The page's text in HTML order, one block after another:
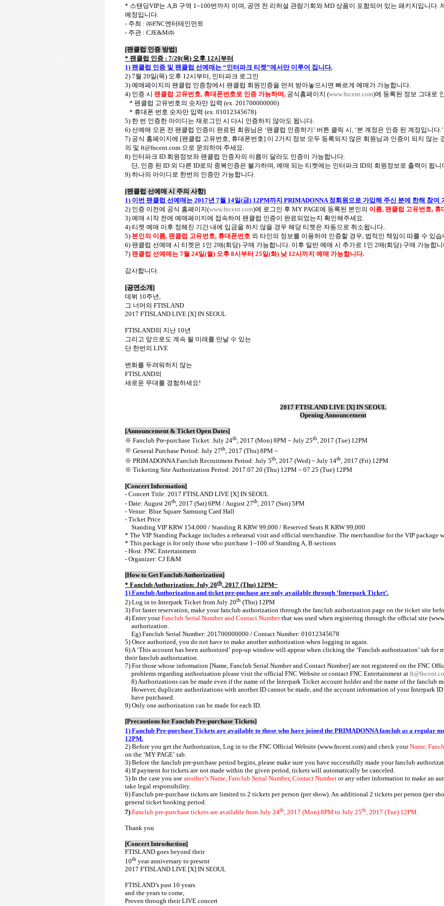
* 스탠딩VIP는 A,B 구역 1~100번까지 이며, 공연 전 리허설 관람기회와 MD 상품이 포함되어 있는 패키지입니다.
예정입니다.
- 주최 : ㈜FNC엔터테인먼트
- 주관 : CJE&M㈜
[팬클럽 인증 방법 ]
* 팬클럽 인증 : 7/20(목) 오후 12시부터
1) 팬클럽 인증 및 팬클럽 선예매는 “인터파크 티켓”에서만 이루어 집니다.
2) 7월 20일(목) 오후 12시부터, 인터파크 로그인
3) 예매페이지의 팬클럽 인증창에서 팬클럽 회원인증을 먼저 받아놓으시면 빠르게 예매가 가능합니다.
4) 인증 시 팬클럽 고유번호, 휴대폰번호로 인증 가능하며 , 공식홈페이지 (www.fncent.com)에 등록된 정보 그대로
* 팬클럽 고유번호의 숫자만 입력 (ex. 201700000000)
* 휴대폰 번호 숫자만 입력 (ex. 01012345678)
5) 한 번 인증한 아이디는 재로그인 시 다시 인증하지 않아도 됩니다.
6) 선예매 오픈 전 팬클럽 인증이 완료된 회원님은 ‘팬클럽 인증하기 ’ 버튼 클릭 시, ‘본 계정은 인증 된 계정입니다
7) 공식 홈페이지에 [팬클럽 고유번호, 휴대폰번호] 이 2가지 정보 모두 등록되지 않은 회원님과 인증이 되지 않는
의 및 ft@fncent.com 으로 문의하여 주세요.
8) 인터파크 ID 회원정보와 팬클럽 인증자의 이름이 달라도 인증이 가능합니다.
단, 인증 된 ID 외 다른 ID로의 중복인증은 불가하며, 예매 되는 티켓에는 인터파크 ID의 회원정보로 출력이 됩니
9) 하나의 아이디로 한번의 인증만 가능합니다.
[팬클럽 선예매 시 주의 사항]
1) 이번 팬클럽 선예매는 2017년 7월 14일(금) 12PM까지 PRIMADONNA 정회원으로 가입해 주신 분에 한해 참여
2) 인증 이전에 공식 홈페이지(www.fncent.com)에 로그인 후 MY PAGE에 등록된 본인의 이름, 팬클럽 고유번호, 휴
3) 예매 시작 전에 예매페이지에 접속하여 팬클럽 인증이 완료되었는지 확인해주세요.
4) 티켓 예매 이후 정해진 기간 내에 입금을 하지 않을 경우 해당 티켓은 자동으로 취소됩니다..
5) 본인의 이름, 팬클럽 고유번호, 휴대폰번호 외 타인의 정보를 이용하여 인증할 경우, 법적인 책임이 따를 수 있습
6) 팬클럽 선예매 시 티켓은 1인 2매(회당) 구매 가능합니다. 이후 일반 예매 시 추가로 1인 2매(회당) 구매 가능합
7) 팬클럽 선예매는 7월 24일(월) 오후 8시부터 25일(화) 낮 12시까지 예매 가능합니다.
감사합니다.
[공연소개]
데뷔 10주년,
그 너머의 FTISLAND
2017 FTISLAND LIVE [X] IN SEOUL
FTISLAND의 지난 10년
그리고 앞으로도 계속 될 미래를 만날 수 있는
단 한번의 LIVE
변화를 두려워하지 않는
FTISLAND의
새로운 무대를 경험하세요!
2017 FTISLAND LIVE [X] IN SEOUL
Opening Announcement
[Announcement & Ticket Open Dates]
※ Fanclub Pre-purchase Ticket: July 24th, 2017 (Mon) 8PM ~ July 25th, 2017 (Tue) 12PM
※ General Purchase Period: July 27th , 2017 (Thu) 8PM ~
※ PRIMADONNAFanclub Recruitment Period: July 5th, 2017 (Wed) ~ July 14th, 2017 (Fri) 12PM
※ Ticketing Site Authorization Period: 2017.07.20 (Thu) 12PM ~ 07.25 (Tue) 12PM
[Concert Information]
- Concert Title: 2017 FTISLAND LIVE [X] IN SEOUL
- Date: August 26th, 2017 (Sat) 6PM / August 27th, 2017 (Sun) 5PM
- Venue: Blue Square Samsung Card Hall
- Ticket Price
Standing VIP KRW 154,000 / Standing R KRW 99,000 / Reserved Seats R KRW 99,000
* The VIP Standing Package includes a rehearsal visit and official merchandise. The merchandise for the VIP package
* This package is for only those who purchase 1~100 of Standing A, B sections
- Host: FNC Entertainment
- Organizer: CJ E&M
[How to Get Fanclub Authorization]
* Fanclub Authorization: July 20th, 2017 (Thu) 12PM~
1) Fanclub Authorization and ticket pre-puchase are only available through ‘Interpark Ticket’.
2) Log in to Interpark Ticket from July 20th (Thu) 12PM
3) For faster reservation, make your fanclub authorization through the fanclub authorization page on the ticket site
4) Enter your Fanclub Serial Number and Contact Numberthat was used when registering through the official site (
authorization.
Eg) Fanclub Serial Number: 201700000000 / Contact Number: 01012345678
5) Once authorized, you do not have to make another authorization when logging in again.
6) A‘This account has been authorized’ pop-up window will appear when clicking the ‘Fanclub authorization’ tab for
their fanclub authorization.
7) For those whose information [Name, Fanclub Serial Number and Contact Number] are not registered on the FNC
problems regarding authorization please visit the official FNC Website or contact FNC Entertainment at
8) Authorizations can be made even if the name of the Interpark Ticket account holder and the name of the fanclub
However, duplicate authorizations with another ID cannot be made, and the account information of your Interpark
have purchased.
9) Only one authorization can be made for each ID.
[Precautions for Fanclub Pre-purchase Tickets]
1) Fanclub Pre-purchase Tickets are available to those who have joined the PRIMADONNA fanclub as a regular
12PM.
2) Before you get the Authorization, Log in to the FNC Official Website (www.fncent.com) and check your Name,
on the ‘MY PAGE’ tab.
3) Before the fanclub pre-purchase period begins, please make sure you have successfully made your fanclub
4) If payment for tickets are not made within the given period, tickets will automatically be canceled.
5) In the case you use another’s Name, Fanclub Serial Number, Contact Number or any other information to make an
take legal responsibility.
6) Fanclub pre-purchase tickets are limited to 2 tickets per person (per show). An additional 2 tickets per person (per
general ticket booking period.
7) Fanclub pre-purchase tickets are available from July 24th , 2017 (Mon) 8PM to July 25th , 2017 (Tue) 12PM.
Thank you
[Concert Introduction]
FTISLAND goes beyond their
10th year anniversary to present
2017 FTISLAND LIVE [X] IN SEOUL
FTISLAND’s past 10 years
and the years to come,
Proven through their LIVE concert